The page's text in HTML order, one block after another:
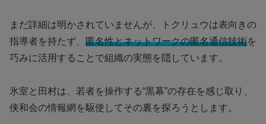
まだ詳細は明かされていませんが、トクリュウは表向きの
指導者を持たず、 匿名性とネットワークの匿名通信技術を
巧みに活用することで組織の実態を隠しています。
氷室と田村は、若者を操作する“黒幕”の存在を感じ取り、
侠和会の情報網を駆使してその裏を探ろうとします。